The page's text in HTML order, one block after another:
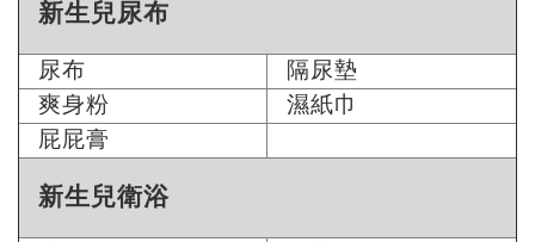
新生兒尿布
尿布
隔尿墊
爽身粉
濕紙巾
屁屁膏
新生兒衛浴